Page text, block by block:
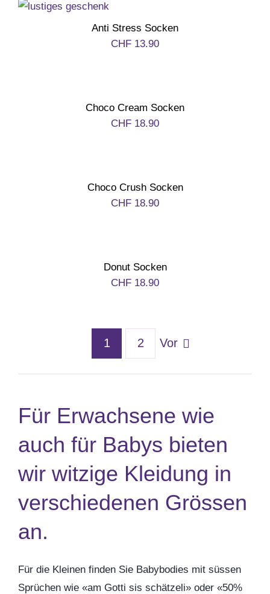
Anti Stress Socken
CHF 13.90
Choco Cream Socken
CHF 18.90
Choco Crush Socken
CHF 18.90
Donut Socken
CHF 18.90
1 2 Vor
Für Erwachsene wie
auch für Babys bieten
wir witzige Kleidung in
verschiedenen Grössen
an.
Für die Kleinen finden Sie Babybodies mit süssen
Sprüchen wie «am Gotti sis schätzeli» oder «50%